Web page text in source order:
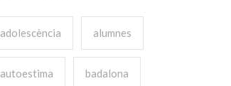
adolescència alumnes
autoestima badalona